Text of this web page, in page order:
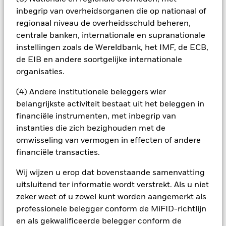
inbegrip van overheidsorganen die op nationaal of
regionaal niveau de overheidsschuld beheren,
centrale banken, internationale en supranationale
instellingen zoals de Wereldbank, het IMF, de ECB,
de EIB en andere soortgelijke internationale
organisaties.
(4) Andere institutionele beleggers wier
belangrijkste activiteit bestaat uit het beleggen in
financiële instrumenten, met inbegrip van
instanties die zich bezighouden met de
omwisseling van vermogen in effecten of andere
financiële transacties.
Wij wijzen u erop dat bovenstaande samenvatting
uitsluitend ter informatie wordt verstrekt. Als u niet
zeker weet of u zowel kunt worden aangemerkt als
professionele belegger conform de MiFID-richtlijn
en als gekwalificeerde belegger conform de
potentieel besmettingsrisico (ook bekend als spill-over) voor
andere aandelenklassen in het fonds betekenen. De
beheermaatschappij van het fonds waarborgt dat er
geschikte procedures worden gebruikt om het
besmettingsrisico voor andere aandelenklassen te
minimaliseren. Via het uitklapvakje direct onder de naam van
het fonds, kunt u een lijst van alle aandelenklassen in het
aangegeven door het woord 'Hedged' in de naam van de
aandelenklasse. Daarnaast is een volledige lijst van alle
aandelenklassen met valutahedging op aanvraag
verkrijgbaar bij de beheermaatschappij van het fonds.
In de mate waarin het Fonds effecten uitleent om zijn kosten
te reduceren, ontvangt het Fonds 62,5% van de hiermee
goede aan BlackRock als effectenuitleenagent. Aangezien de
verdeling van opbrengsten uit effectenleningen de
exploitatiekosten van het Fonds niet verhoogt, is deze niet in
de lopende kosten opgenomen.